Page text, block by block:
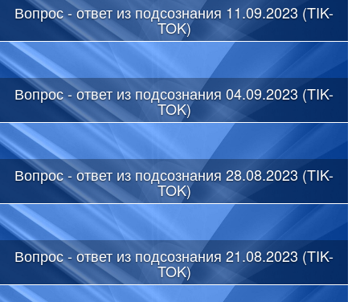
Вопрос - ответ из подсознания 11.09.2023 (TIK-
TOK)
Вопрос - ответ из подсознания 04.09.2023 (TIK-
TOK)
Вопрос - ответ из подсознания 28.08.2023 (TIK-
TOK)
Вопрос - ответ из подсознания 21.08.2023 (TIK-
TOK)